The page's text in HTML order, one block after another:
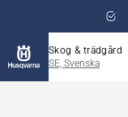
Skog & trädgård
SE, Svenska